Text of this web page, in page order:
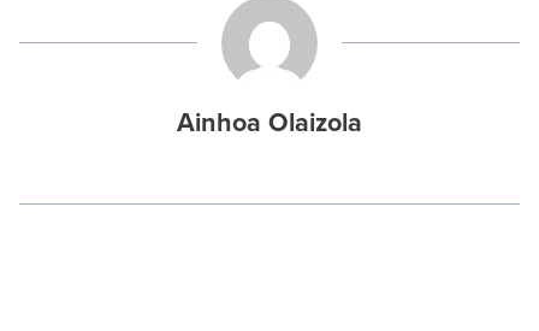
Ainhoa Olaizola